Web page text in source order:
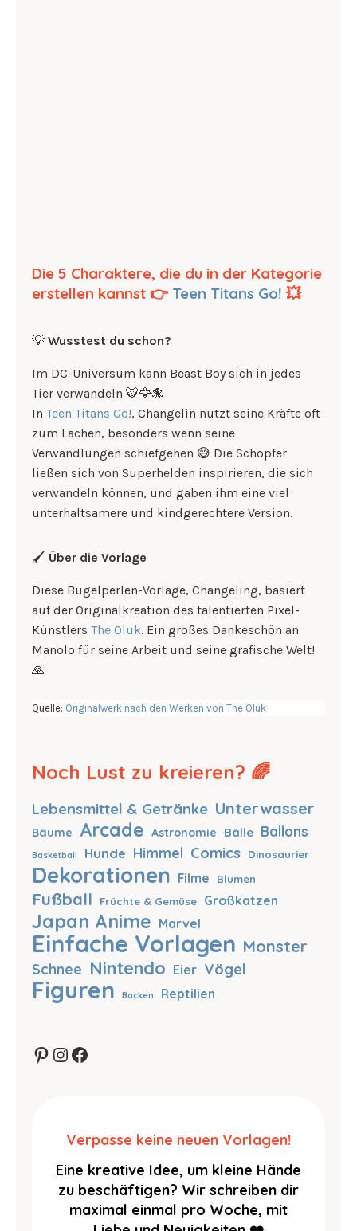
Die 5 Charaktere, die du in der Kategorie
erstellen kannst 👉 Teen Titans Go! 💥
💡 Wusstest du schon?
Im DC-Universum kann Beast Boy sich in jedes
Tier verwandeln 🐯🦅🐙
In Teen Titans Go!, Changelin nutzt seine Kräfte oft
zum Lachen, besonders wenn seine
Verwandlungen schiefgehen 😅 Die Schöpfer
ließen sich von Superhelden inspirieren, die sich
verwandeln können, und gaben ihm eine viel
unterhaltsamere und kindgerechtere Version.
🖌️ Über die Vorlage
Diese Bügelperlen-Vorlage, Changeling, basiert
auf der Originalkreation des talentierten Pixel-
Künstlers The Oluk. Ein großes Dankeschön an
Manolo für seine Arbeit und seine grafische Welt!
🙏
Quelle: Originalwerk nach den Werken von The Oluk
Noch Lust zu kreieren? 🌈
Lebensmittel & Getränke Unterwasser
Bäume Arcade Astronomie Bälle Ballons
Basketball Hunde Himmel Comics Dinosaurier
Dekorationen Filme Blumen
Fußball Früchte & Gemüse Großkatzen
Japan Anime Marvel
Einfache Vorlagen Monster
Schnee Nintendo Eier Vögel
Figuren Backen Reptilien
Pinterest
Instagram
Facebook
Verpasse keine neuen Vorlagen!
Eine kreative Idee, um kleine Hände
zu beschäftigen? Wir schreiben dir
maximal einmal pro Woche, mit